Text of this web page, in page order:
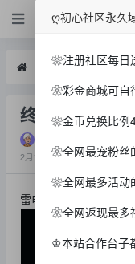
白菜 终于有
终于有次手法
2月前 966
雷电竞成功白吃3张
ღ初心社区永久
❀注册社区每
❀彩金商城可自
❀金币兑换比
❀全网最宠粉
❀全网最多活
❀全网返现最多
♔本站合作台子